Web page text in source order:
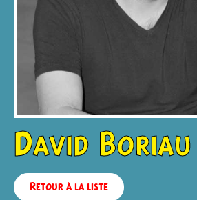
David Boriau
Retour à la liste